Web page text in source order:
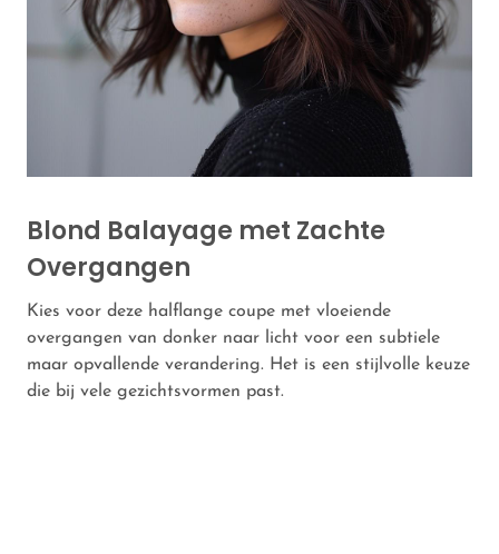
Blond Balayage met Zachte
Overgangen
Kies voor deze halflange coupe met vloeiende
overgangen van donker naar licht voor een subtiele
maar opvallende verandering. Het is een stijlvolle keuze
die bij vele gezichtsvormen past.